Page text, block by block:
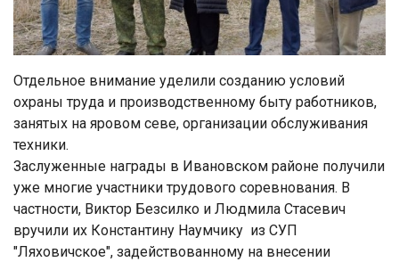
Отдельное внимание уделили созданию условий
охраны труда и производственному быту работников,
занятых на яровом севе, организации обслуживания
техники.
Заслуженные награды в Ивановском районе получили
уже многие участники трудового соревнования. В
частности, Виктор Безсилко и Людмила Стасевич
вручили их Константину Наумчику из СУП
"Ляховичское", задействованному на внесении